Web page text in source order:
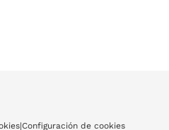
|Configuración de cookies